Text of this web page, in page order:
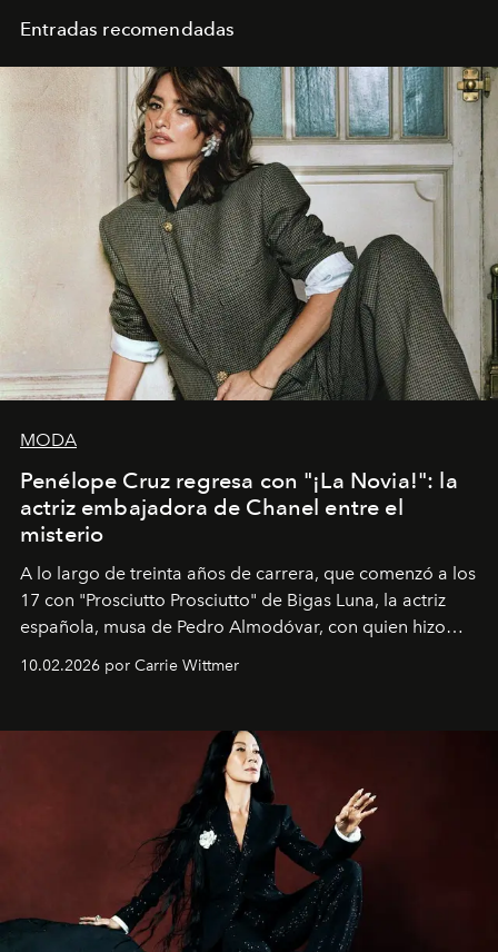
Entradas recomendadas
MODA
Penélope Cruz regresa con "¡La Novia!": la
actriz embajadora de Chanel entre el
misterio
A lo largo de treinta años de carrera, que comenzó a los
17 con "Prosciutto Prosciutto" de Bigas Luna, la actriz
española, musa de Pedro Almodóvar, con quien hizo
Barcelona", ha dividido su tiempo entre Europa y
dirigida por Maggie Gyllenhaal.
10.02.2026 por Carrie Wittmer